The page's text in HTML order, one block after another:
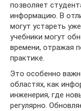
позволяет
информацию. В
могут устареть
учебники могут
времени, отражая
практике.
Это особенно
областях, как
инженерия, где
регулярно.